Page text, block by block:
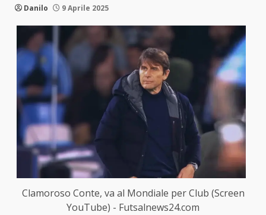
Danilo 9 Aprile 2025
Clamoroso Conte, va al Mondiale per Club (Screen
YouTube) - Futsalnews24.com